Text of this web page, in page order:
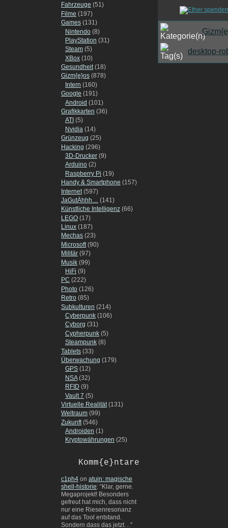
Fahrzeuge (51)
Filme (197)
Games (131)
Nintendo (8)
PlayStation (31)
Steam (5)
XBox (10)
Gesundheit(18)
Gizm{e}os (878)
Intern (160)
Google (191)
Android (101)
Grafikkarten (36)
ATI (5)
Nvidia (14)
Grünzeug (25)
Hacking (296)
3D-Drucker (9)
Arduino (2)
Raspberry Pi (19)
Handy & Smartphone (157)
Internet (597)
JaGutÄhhh… (141)
Künstliche Intelligenz (66)
LEGO (17)
Linux (187)
Mechas (23)
Microsoft(90)
Militär (97)
Musik (99)
HiFi (9)
PC (222)
Photo (126)
Retro (85)
Subkulturen (214)
Cyberpunk (106)
Cyborg (31)
Cypherpunk (5)
Steampunk (8)
Tablets (33)
Überwachung (179)
GPS (12)
NSA(32)
RFID (9)
Vault 7 (5)
Virtuelle Realität(131)
Weltraum (99)
Zukunft (546)
Androiden (1)
Kryptowährungen (25)
Komm{e}ntare
c1ph4 on atuin: magische
shell-historie: “Klar, gerne.
Megaprojekt! Besonders
gefreut hat mich, dass nicht
nur eine Riesenresonanz
auf das Tool entstand.
Sondern dass das jetzt…”
desktop-